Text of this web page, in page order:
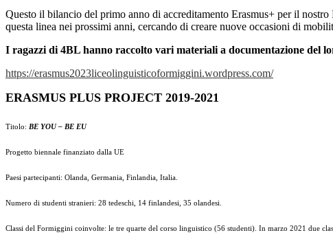
Questo il bilancio del primo anno di accreditamento Erasmus+ per il
questa linea nei prossimi anni, cercando di creare nuove occasioni di
I ragazzi di 4BL hanno raccolto vari materiali a documentazione del
https://erasmus2023liceolinguisticoformiggini.wordpress.com/
ERASMUS PLUS PROJECT 2019-2021
Titolo: BE YOU – BE EU
Progetto biennale finanziato dalla UE
Paesi partecipanti: Olanda, Germania, Finlandia, Italia.
Numero di studenti stranieri: 28 tedeschi, 14 finlandesi, 35 olandesi.
Classi del Formiggini coinvolte: le tre quarte del corso linguistico (56 studenti). In marzo 2021 due